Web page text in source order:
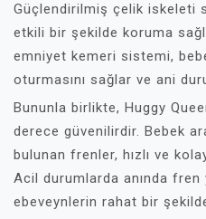
Güçlendirilmiş çelik iskeleti
etkili bir şekilde koruma
emniyet kemeri sistemi,
oturmasını sağlar ve ani
Bununla birlikte, Huggy
derece güvenilirdir. Bebek
bulunan frenler, hızlı ve
Acil durumlarda anında
ebeveynlerin rahat bir